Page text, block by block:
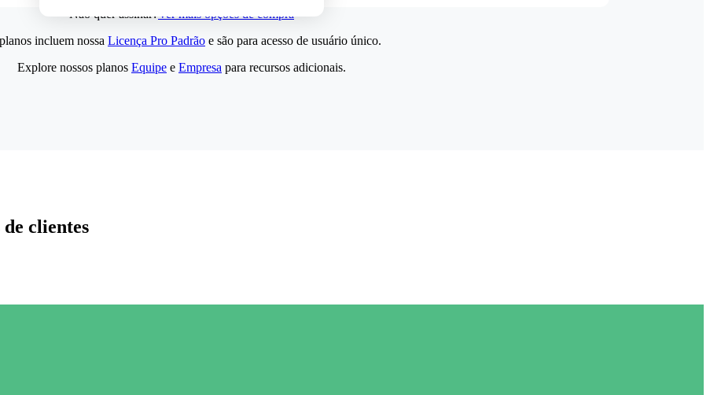
Não quer assinar?Ver mais opções de compra
incluem nossa Licença Pro Padrão e são para acesso de usuário único.
Explore nossos planos Equipe e Empresa para recursos adicionais.
clientes